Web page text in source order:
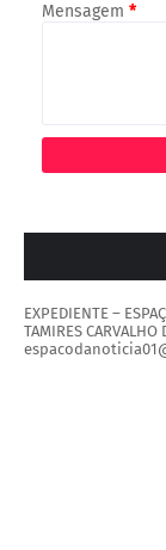
Mensagem *
EXPEDIENTE –
TAMIRES